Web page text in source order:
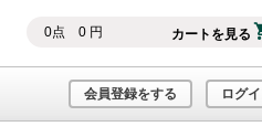
0点 0円 カートを見る
会員登録をする ログ